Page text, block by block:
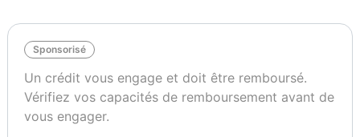
Vignette Crit’Air
23678
Sponsorisé
Un crédit vous engage et doit être remboursé.
Vérifiez vos capacités de remboursement avant de
vous engager.